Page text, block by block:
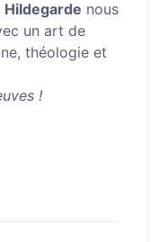
Hildegarde nous
un art de
théologie et
!